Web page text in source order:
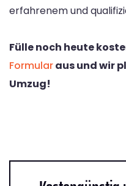
erfahrenem und
Fülle noch heute
Formularaus und wir
Umzug!